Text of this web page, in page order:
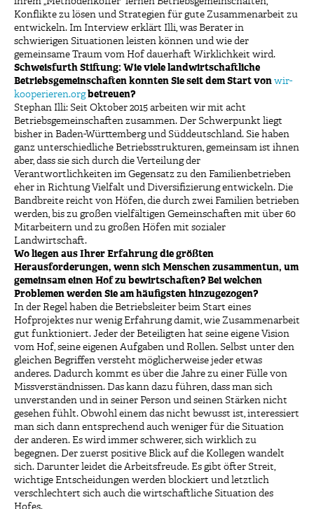
Konflikte zu lösen und Strategien für gute Zusammenarbeit zu
entwickeln. Im Interview erklärt Illi, was Berater in
schwierigen Situationen leisten können und wie der
gemeinsame Traum vom Hof dauerhaft Wirklichkeit wird.
Schweisfurth Stiftung: Wie viele landwirtschaftliche
Betriebsgemeinschaften konnten Sie seit dem Start von wir-
kooperieren.orgbetreuen?
Stephan Illi: Seit Oktober 2015 arbeiten wir mit acht
Betriebsgemeinschaften zusammen. Der Schwerpunkt liegt
bisher in Baden-Württemberg und Süddeutschland. Sie haben
ganz unterschiedliche Betriebsstrukturen, gemeinsam ist ihnen
aber, dass sie sich durch die Verteilung der
Verantwortlichkeiten im Gegensatz zu den Familienbetrieben
eher in Richtung Vielfalt und Diversifizierung entwickeln. Die
Bandbreite reicht von Höfen, die durch zwei Familien betrieben
werden, bis zu großen vielfältigen Gemeinschaften mit über 60
Mitarbeitern und zu großen Höfen mit sozialer
Landwirtschaft.
Wo liegen aus Ihrer Erfahrung die größten
Herausforderungen, wenn sich Menschen zusammentun, um
gemeinsam einen Hof zu bewirtschaften? Bei welchen
Problemen werden Sie am häufigsten hinzugezogen?
In der Regel haben die Betriebsleiter beim Start eines
Hofprojektes nur wenig Erfahrung damit, wie Zusammenarbeit
gut funktioniert. Jeder der Beteiligten hat seine eigene Vision
vom Hof, seine eigenen Aufgaben und Rollen. Selbst unter den
gleichen Begriffen versteht möglicherweise jeder etwas
anderes. Dadurch kommt es über die Jahre zu einer Fülle von
Missverständnissen. Das kann dazu führen, dass man sich
unverstanden und in seiner Person und seinen Stärken nicht
gesehen fühlt. Obwohl einem das nicht bewusst ist, interessiert
man sich dann entsprechend auch weniger für die Situation
der anderen. Es wird immer schwerer, sich wirklich zu
begegnen. Der zuerst positive Blick auf die Kollegen wandelt
sich. Darunter leidet die Arbeitsfreude. Es gibt öfter Streit,
wichtige Entscheidungen werden blockiert und letztlich
verschlechtert sich auch die wirtschaftliche Situation des